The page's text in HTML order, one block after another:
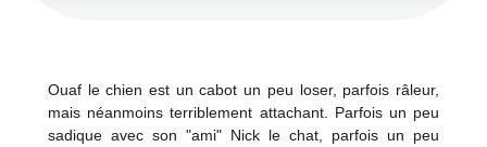
Ouaf le chien est un cabot un peu loser, parfois râleur,
mais néanmoins terriblement attachant. Parfois un peu
sadique avec son "ami" Nick le chat, parfois un peu